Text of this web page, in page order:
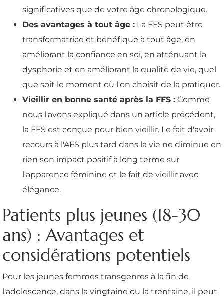
significatives que de votre âge chronologique.
Des avantages à tout âge : La FFS peut être
transformatrice et bénéfique à tout âge, en
améliorant la confiance en soi, en atténuant la
dysphorie et en améliorant la qualité de vie, quel
que soit le moment où l'on choisit de la pratiquer.
Vieillir en bonne santé après la FFS : Comme
nous l'avons expliqué dans un article précédent,
la FFS est conçue pour bien vieillir. Le fait d'avoir
recours à l'AFS plus tard dans la vie ne diminue en
rien son impact positif à long terme sur
l'apparence féminine et le fait de vieillir avec
élégance.
Patients plus jeunes (18-30
ans) : Avantages et
considérations potentiels
Pour les jeunes femmes transgenres à la fin de
l'adolescence, dans la vingtaine ou la trentaine, il peut